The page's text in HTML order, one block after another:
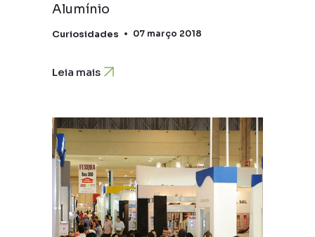
Alumínio
Curiosidades 07 março 2018
Leia mais